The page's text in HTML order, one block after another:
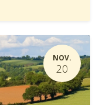
NOV.
20